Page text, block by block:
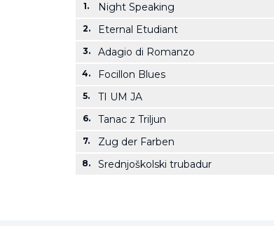
1. Night Speaking
2. Eternal Etudiant
3. Adagio di Romanzo
4. Focillon Blues
5. TI UM JA
6. Tanac z Triljun
7. Zug der Farben
8. Srednjoškolski trubadur